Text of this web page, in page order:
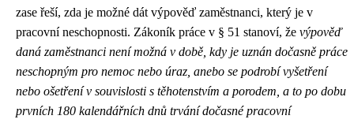
zase řeší, zda je možné dát výpověď zaměstnanci, který je v
pracovní neschopnosti. Zákoník práce v § 51 stanoví, že výpověď
daná zaměstnanci není možná v době, kdy je uznán dočasně práce
neschopným pro nemoc nebo úraz, anebo se podrobí vyšetření
nebo ošetření v souvislosti s těhotenstvím a porodem, a to po dobu
prvních 180 kalendářních dnů trvání dočasné pracovní